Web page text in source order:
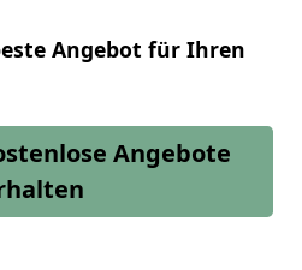
Angebot für Ihren
Angebote